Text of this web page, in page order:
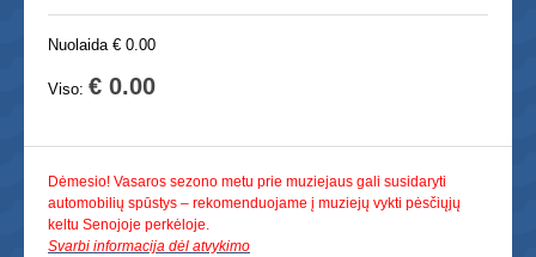
Nuolaida € 0.00
Viso: € 0.00
Dėmesio! Vasaros sezono metu prie muziejaus gali susidaryti
automobilių spūstys – rekomenduojame į muziejų vykti pėsčiųjų
keltu Senojoje perkėloje.
Svarbi informacija dėl atvykimo